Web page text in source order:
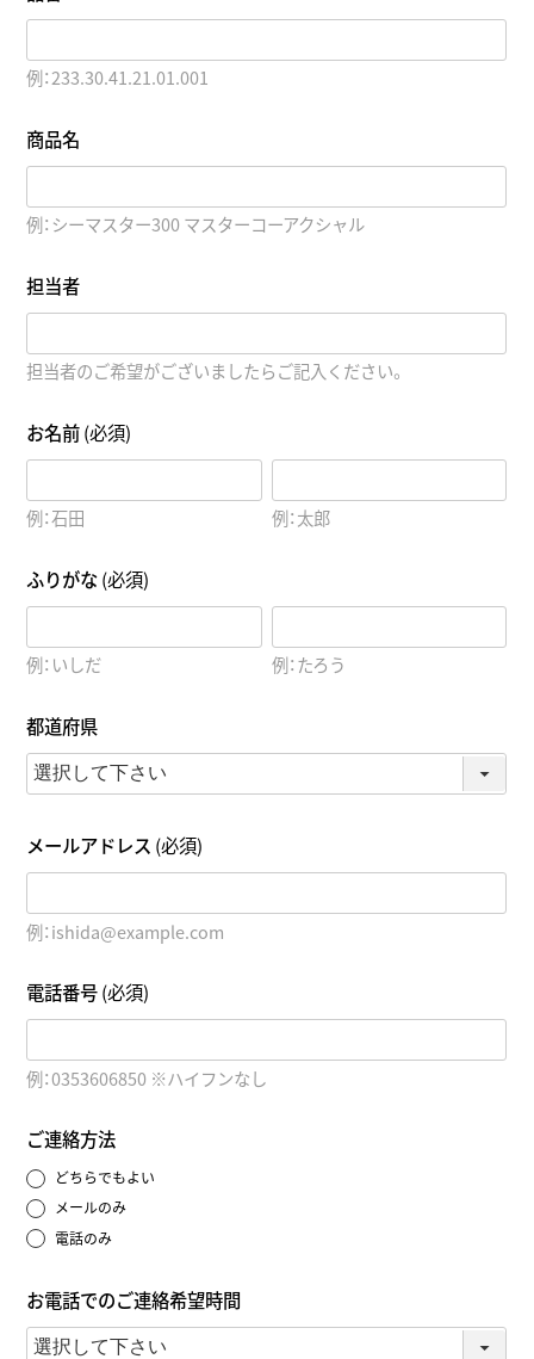
例：233.30.41.21.01.001
商品名
例：シーマスター300 マスターコーアクシャル
担当者
担当者のご希望がございましたらご記入ください。
お名前(必須)
例：石田 例：太郎
ふりがな(必須)
例：いしだ 例：たろう
都道府県
メールアドレス (必須)
例：ishida@example.com
電話番号(必須)
例：0353606850 ※ハイフンなし
ご連絡方法
どちらでもよい
メールのみ
電話のみ
お電話でのご連絡希望時間